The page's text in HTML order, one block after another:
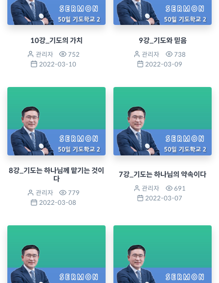
10강_기도의 가치
관리자
752
2022-03-10
9강_기도와 믿음
관리자
738
2022-03-09
8강_기도는 하나님께 맡기는 것이
다
관리자
779
2022-03-08
7강_기도는 하나님의 약속이다
관리자
691
2022-03-07